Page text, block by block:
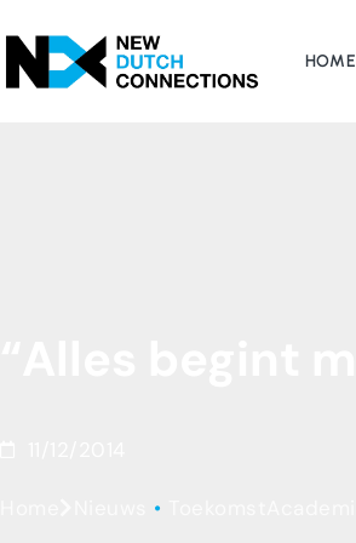
HOME
•